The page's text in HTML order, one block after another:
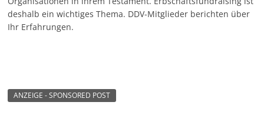
deshalb ein wichtiges Thema. DDV-Mitglieder berichten über
Ihr Erfahrungen.
ANZEIGE - SPONSORED POST